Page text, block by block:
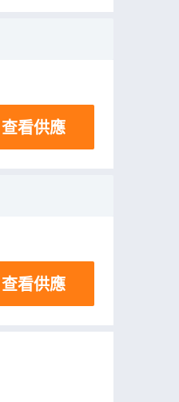
查看供應
查看供應